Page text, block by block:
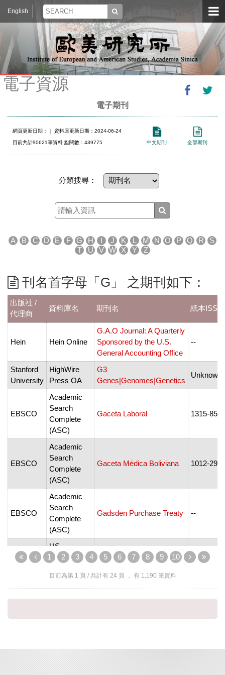
English
電子資源
電子期刊
中文期刊 全部期刊
網頁更新日期： ｜ 資料庫更新日期：2024-06-24
目前共計90621筆資料 點閱數：439775
分類搜尋：
A B C D E F G H I J K L M N O P Q R
S
T
U V W X Y Z
刊名首字母「G」 之期刊如下：
出版社 /
代理商
資料庫名 期刊名 紙本ISSN
Hein Hein Online
G.A.O Journal: A Quarterly
Sponsored by the U.S.
General Accounting Office
--
Stanford
University
HighWire
Press OA
G3
Genes|Genomes|Genetics
Unknown
EBSCO
Academic
Search
Complete
(ASC)
Gaceta Laboral 1315-8597
EBSCO
Academic
Search
Complete
(ASC)
Gaceta Médica Boliviana 1012-2966
EBSCO
Academic
Search
Complete
(ASC)
Gadsden Purchase Treaty --
ProQuest
US
Newsstream
Gadsden Times --
EBSCO
Academic
1808-5261
ProQuest
US
Newsstream
Gainesville Sun 0163-4925
1 2 3 4 5 6 7 8 9 10
目前為第 1 頁 / 共計有 24頁 ， 有 1,190 筆資料